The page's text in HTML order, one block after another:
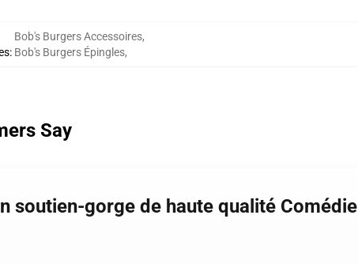
:
Bob's Burgers Accessoires,
Bob's Burgers Épingles,
Say
soutien-gorge de haute qualité Comédie